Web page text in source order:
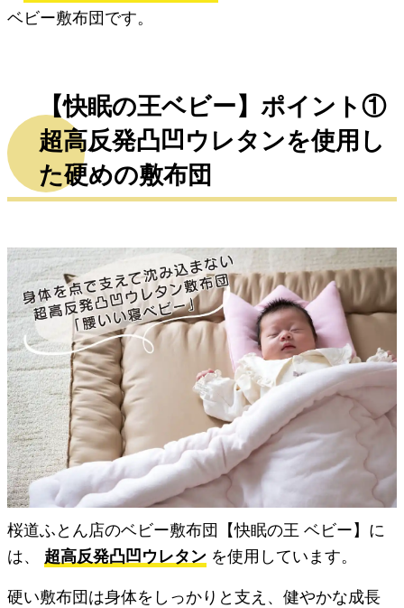
ベビー敷布団です。
【快眠の王ベビー】ポイント①
超高反発凸凹ウレタンを使用し
た硬めの敷布団
桜道ふとん店のベビー敷布団【快眠の王 ベビー】に
は、 超高反発凸凹ウレタン を使用しています。
硬い敷布団は身体をしっかりと支え、健やかな成長